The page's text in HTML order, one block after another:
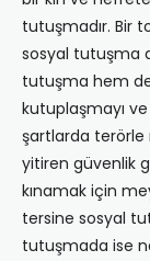
tutuşmadır. Bir
sosyal tutuşma
tutuşma hem
kutuplaşmayı ve
şartlarda terörle
yitiren güvenlik
kınamak için
tersine sosyal
tutuşmada ise